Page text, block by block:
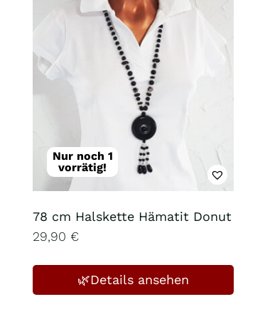
Nur noch 1
vorrätig!
78 cm Halskette Hämatit Donut
29,90 €
🌿Details ansehen